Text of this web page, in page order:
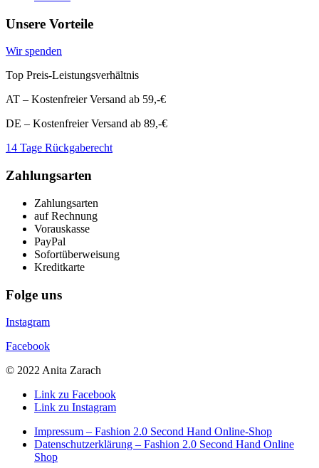
Unsere Vorteile
Wir spenden
Top Preis-Leistungsverhältnis
AT – Kostenfreier Versand ab 59,-€
DE – Kostenfreier Versand ab 89,-€
14 Tage Rückgaberecht
Zahlungsarten
Zahlungsarten
auf Rechnung
Vorauskasse
PayPal
Sofortüberweisung
Kreditkarte
Folge uns
Instagram
Facebook
© 2022 Anita Zarach
Link zu Facebook
Link zu Instagram
Impressum – Fashion 2.0 Second Hand Online-Shop
Datenschutzerklärung – Fashion 2.0 Second Hand Online
Shop